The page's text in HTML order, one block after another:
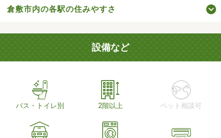
倉敷市内の各駅の住みやすさ
設備など
バス・トイレ別 2階以上 ペット相談可